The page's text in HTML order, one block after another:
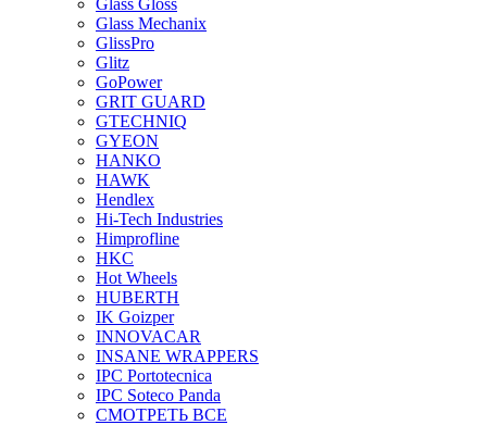
Glass Mechanix
GlissPro
Glitz
GoPower
GRIT GUARD
GTECHNIQ
GYEON
HANKO
HAWK
Hendlex
Hi-Tech Industries
Himprofline
HKC
Hot Wheels
HUBERTH
IK Goizper
INNOVACAR
INSANE WRAPPERS
IPC Portotecnica
IPC Soteco Panda
СМОТРЕТЬ ВСЕ